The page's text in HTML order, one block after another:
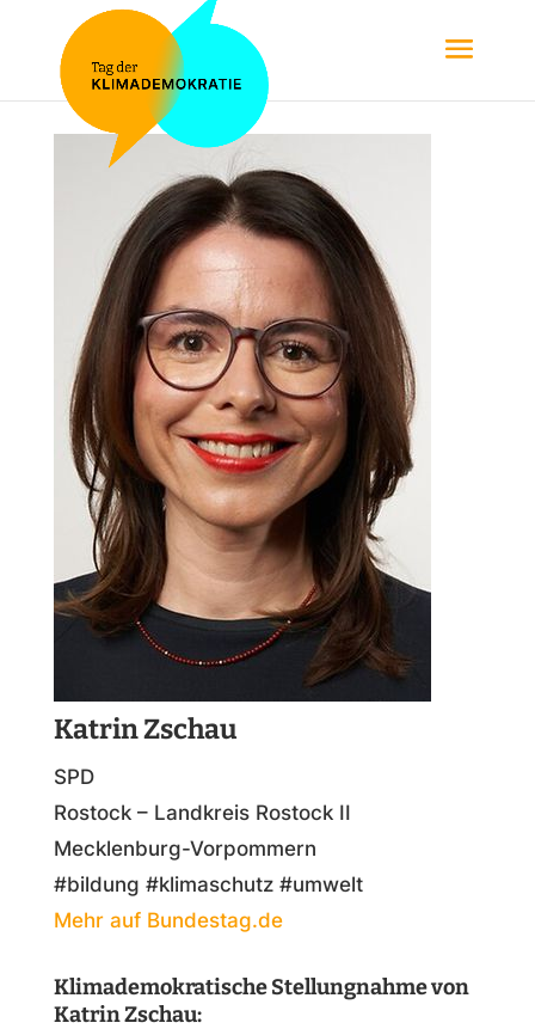
Katrin Zschau
SPD
Rostock – Landkreis Rostock II
Mecklenburg-Vorpommern
#bildung #klimaschutz #umwelt
Mehr auf Bundestag.de
Klimademokratische Stellungnahme von
Katrin Zschau: